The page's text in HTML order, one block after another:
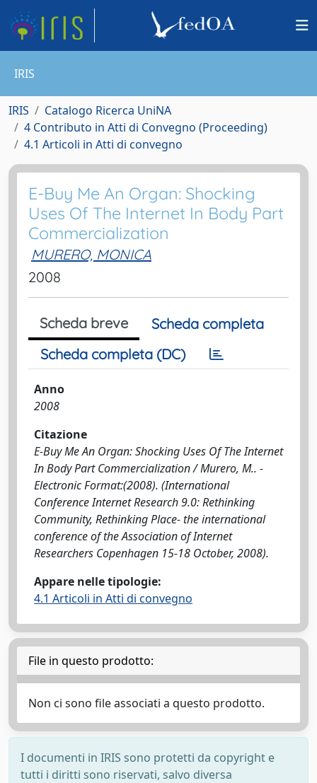
IRIS
IRIS
Catalogo Ricerca UniNA
4 Contributo in Atti di Convegno (Proceeding)
4.1 Articoli in Atti di convegno
E-Buy Me An Organ: Shocking
Uses Of The Internet In Body Part
Commercialization
MURERO, MONICA
2008
Scheda breve
Scheda completa
Scheda completa (DC)
Anno
2008
Citazione
E-Buy Me An Organ: Shocking Uses Of The Internet
In Body Part Commercialization / Murero, M.. -
Electronic Format:(2008). (International
Conference Internet Research 9.0: Rethinking
Community, Rethinking Place- the international
conference of the Association of Internet
Researchers Copenhagen 15-18 October, 2008).
Appare nelle tipologie:
4.1 Articoli in Atti di convegno
File in questo prodotto:
Non ci sono file associati a questo prodotto.
I documenti in IRIS sono protetti da copyright e
tutti i diritti sono riservati, salvo diversa